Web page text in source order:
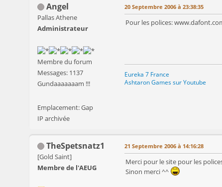
Angel
Pallas Athene
Administrateur
Membre du forum
Messages: 1137
Gundaaaaaaam !!!
Emplacement: Gap
IP archivée
20 Septembre 2006 à 23:38:35
Pour les polices:
Eureka 7 France
Ashtaron Games sur Youtube
TheSpetsnatz1
[Gold Saint]
Membre de l'AEUG
21 Septembre 2006 à 14:16:28
Merci pour le site pour les
Sinon merci ^^